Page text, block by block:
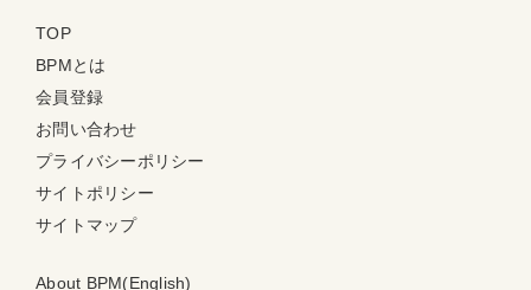
TOP
BPMとは
会員登録
お問い合わせ
プライバシーポリシー
サイトポリシー
サイトマップ
About BPM(English)